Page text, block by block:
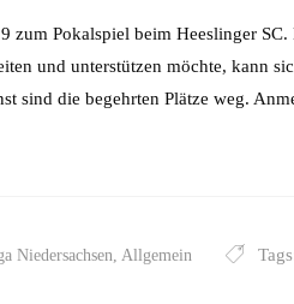
zum Pokalspiel beim Heeslinger
und unterstützen möchte, kann
sind die begehrten Plätze weg.
Niedersachsen, Allgemein